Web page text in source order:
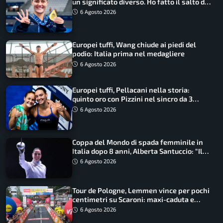
qualità”
6 Agosto 2026
Europei tuffi, Wang chiude ai piedi del
podio: Italia prima nel medagliere
6 Agosto 2026
Europei tuffi, Pellacani nella storia:
quinto oro con Pizzini nel sincro da 3
metri
6 Agosto 2026
Coppa del Mondo di spada femminile in
Italia dopo 8 anni, Alberta Santuccio: “Il
lavoro dà sempre i suoi frutti”
6 Agosto 2026
Tour de Pologne, Lemmen vince per pochi
centimetri su Scaroni: maxi-caduta e
tappa accorciata
6 Agosto 2026